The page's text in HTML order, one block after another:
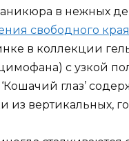
в нежных
свободного
в коллекции
с узкой
глаз’
вертикальных,